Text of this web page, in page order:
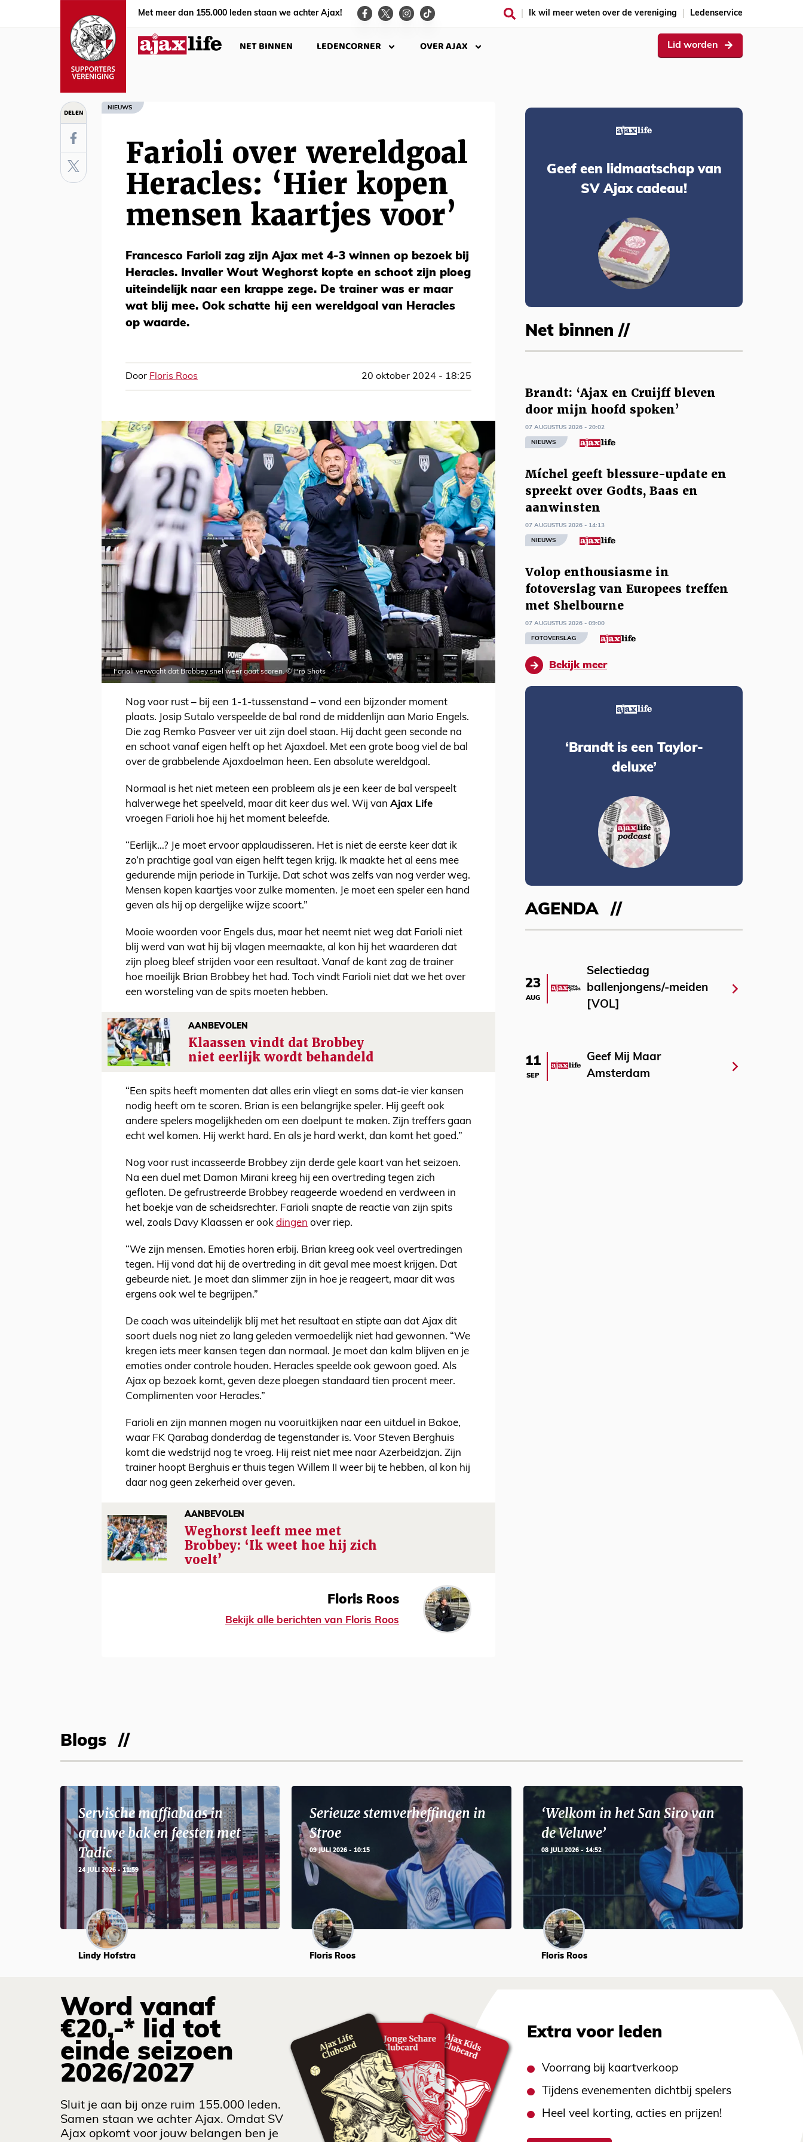
Met meer dan 155.000 leden staan we achter Ajax! Ik wil meer weten over de vereniging Ledenservice
NET BINNEN LEDENCORNER OVER AJAX Lid worden
DELEN NIEUWS
Farioli over wereldgoal
Heracles: ‘Hier kopen
mensen kaartjes voor’
Francesco Farioli zag zijn Ajax met 4-3 winnen op bezoek bij
Heracles. Invaller Wout Weghorst kopte en schoot zijn ploeg
uiteindelijk naar een krappe zege. De trainer was er maar
wat blij mee. Ook schatte hij een wereldgoal van Heracles
op waarde.
Door Floris Roos 20 oktober 2024 - 18:25
Farioli verwacht dat Brobbey snel weer gaat scoren. © Pro Shots
Nog voor rust – bij een 1-1-tussenstand – vond een bijzonder moment
plaats. Josip Sutalo verspeelde de bal rond de middenlijn aan Mario Engels.
Die zag Remko Pasveer ver uit zijn doel staan. Hij dacht geen seconde na
en schoot vanaf eigen helft op het Ajaxdoel. Met een grote boog viel de bal
over de grabbelende Ajaxdoelman heen. Een absolute wereldgoal.
Normaal is het niet meteen een probleem als je een keer de bal verspeelt
halverwege het speelveld, maar dit keer dus wel. Wij van Ajax Life
vroegen Farioli hoe hij het moment beleefde.
“Eerlijk…? Je moet ervoor applaudisseren. Het is niet de eerste keer dat ik
zo’n prachtige goal van eigen helft tegen krijg. Ik maakte het al eens mee
gedurende mijn periode in Turkije. Dat schot was zelfs van nog verder weg.
Mensen kopen kaartjes voor zulke momenten. Je moet een speler een hand
geven als hij op dergelijke wijze scoort.”
Mooie woorden voor Engels dus, maar het neemt niet weg dat Farioli niet
blij werd van wat hij bij vlagen meemaakte, al kon hij het waarderen dat
zijn ploeg bleef strijden voor een resultaat. Vanaf de kant zag de trainer
hoe moeilijk Brian Brobbey het had. Toch vindt Farioli niet dat we het over
een worsteling van de spits moeten hebben.
AANBEVOLEN
Klaassen vindt dat Brobbey
niet eerlijk wordt behandeld
“Een spits heeft momenten dat alles erin vliegt en soms dat-ie vier kansen
nodig heeft om te scoren. Brian is een belangrijke speler. Hij geeft ook
andere spelers mogelijkheden om een doelpunt te maken. Zijn treffers gaan
echt wel komen. Hij werkt hard. En als je hard werkt, dan komt het goed.”
Nog voor rust incasseerde Brobbey zijn derde gele kaart van het seizoen.
Na een duel met Damon Mirani kreeg hij een overtreding tegen zich
gefloten. De gefrustreerde Brobbey reageerde woedend en verdween in
het boekje van de scheidsrechter. Farioli snapte de reactie van zijn spits
wel, zoals Davy Klaassen er ook dingen over riep.
“We zijn mensen. Emoties horen erbij. Brian kreeg ook veel overtredingen
tegen. Hij vond dat hij de overtreding in dit geval mee moest krijgen. Dat
gebeurde niet. Je moet dan slimmer zijn in hoe je reageert, maar dit was
ergens ook wel te begrijpen.”
De coach was uiteindelijk blij met het resultaat en stipte aan dat Ajax dit
soort duels nog niet zo lang geleden vermoedelijk niet had gewonnen. “We
kregen iets meer kansen tegen dan normaal. Je moet dan kalm blijven en je
emoties onder controle houden. Heracles speelde ook gewoon goed. Als
Ajax op bezoek komt, geven deze ploegen standaard tien procent meer.
Complimenten voor Heracles.”
Farioli en zijn mannen mogen nu vooruitkijken naar een uitduel in Bakoe,
waar FK Qarabag donderdag de tegenstander is. Voor Steven Berghuis
komt die wedstrijd nog te vroeg. Hij reist niet mee naar Azerbeidzjan. Zijn
trainer hoopt Berghuis er thuis tegen Willem II weer bij te hebben, al kon hij
daar nog geen zekerheid over geven.
AANBEVOLEN
Weghorst leeft mee met
Brobbey: ‘Ik weet hoe hij zich
voelt’
Floris Roos
Bekijk alle berichten van Floris Roos
Geef een lidmaatschap van
SV Ajax cadeau!
Net binnen //
Brandt: ‘Ajax en Cruijff bleven
door mijn hoofd spoken’
07 AUGUSTUS 2026 - 20:02
NIEUWS
Míchel geeft blessure-update en
spreekt over Godts, Baas en
aanwinsten
07 AUGUSTUS 2026 - 14:13
NIEUWS
Volop enthousiasme in
fotoverslag van Europees treffen
met Shelbourne
07 AUGUSTUS 2026 - 09:00
FOTOVERSLAG
Bekijk meer
‘Brandt is een Taylor-
deluxe’
AGENDA
23
AUG
Selectiedag
ballenjongens/-meiden
[VOL]
11
SEP
Geef Mij Maar
Amsterdam
Blogs
Servische maffiabaas in
grauwe bak en feesten met
Tadic
24 JULI 2026 - 11:59
Lindy Hofstra
Serieuze stemverheffingen in
Stroe
09 JULI 2026 - 10:15
Floris Roos
‘Welkom in het San Siro van
de Veluwe’
08 JULI 2026 - 14:52
Floris Roos
Word vanaf
€20,-* lid tot
einde seizoen
2026/2027
Sluit je aan bij onze ruim 155.000 leden.
Samen staan we achter Ajax. Omdat SV
Ajax opkomt voor jouw belangen ben je
Extra voor leden
Voorrang bij kaartverkoop
Tijdens evenementen dichtbij spelers
Heel veel korting, acties en prijzen!